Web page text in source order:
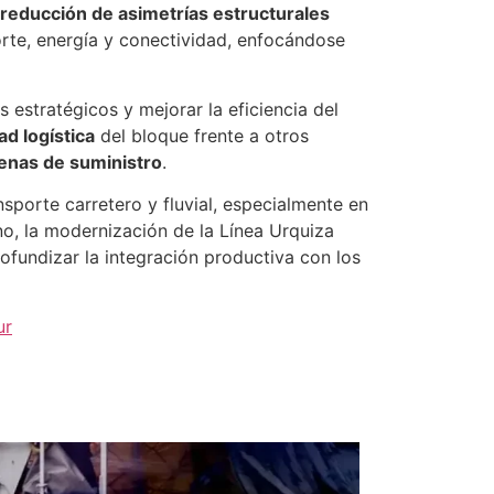
reducción de asimetrías estructurales
energía y conectividad, enfocándose
estratégicos y mejorar la eficiencia del
logística del bloque frente a otros
de suministro.
carretero y fluvial, especialmente en
la modernización de la Línea Urquiza
la integración productiva con los